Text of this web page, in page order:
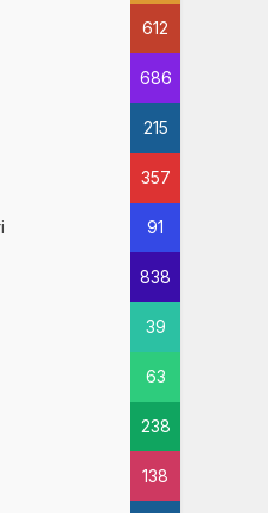
612
686
215
357
91
838
39
63
238
138